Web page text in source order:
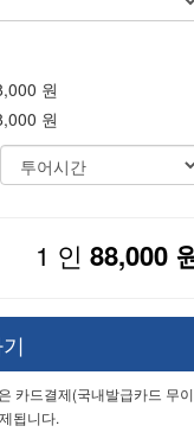
원
원
1 인 88,000
카드결제(국내발급카드 무이
됩니다.